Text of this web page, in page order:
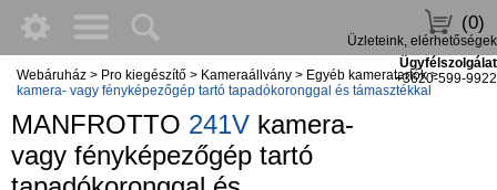
(0)
Üzleteink, elérhetőségek
Ügyfélszolgálat
+3620-599-9922
Webáruház > Pro kiegészítő > Kameraállvány > Egyéb kameratartók>
kamera- vagy fényképezőgép tartó tapadókoronggal és támasztékkal
MANFROTTO 241V kamera-
vagy fényképezőgép tartó